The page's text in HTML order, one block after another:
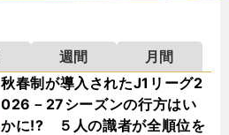
週間
月間
秋春制が導入されたJ1リーグ2
026－27シーズンの行方はい
かに!? ５人の識者が全順位を